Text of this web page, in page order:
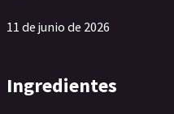
11 de junio de 2026
Ingredientes